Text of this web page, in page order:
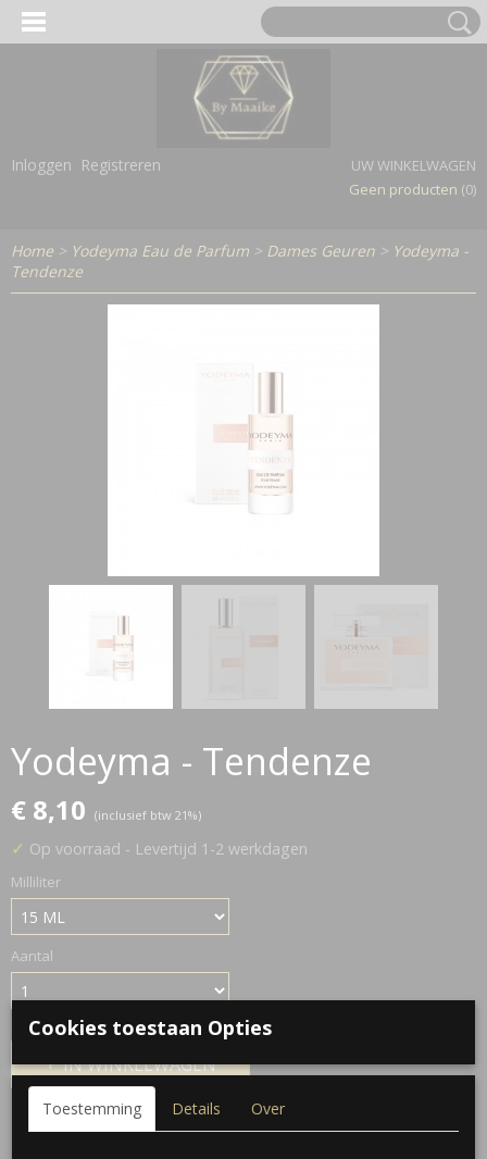
Inloggen Registreren
UW WINKELWAGEN
Geen producten (0)
Home > Yodeyma Eau de Parfum > Dames Geuren > Yodeyma -
Tendenze
Yodeyma - Tendenze
€ 8,10 (inclusief btw 21%)
✓ Op voorraad - Levertijd 1-2 werkdagen
Milliliter
Aantal
IN WINKELWAGEN
Specificaties
Cookies toestaan Opties
Toestemming Details Over